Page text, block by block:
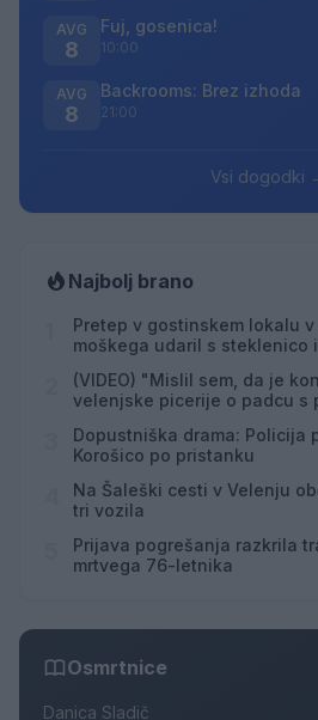
AVG
8
Fuj, gosenica!
10:00
AVG
8
Backrooms: Brez izhoda
21:00
Vsi dogodki
Najbolj brano
Pretep v gostinskem lokalu
moškega udaril s steklenico
(VIDEO) "Mislil sem, da je
velenjske picerije o padcu s
Dopustniška drama: Policija
Korošico po pristanku
Na Šaleški cesti v Velenju
tri vozila
Prijava pogrešanja razkrila
mrtvega 76-letnika
Osmrtnice
Danica Sladič